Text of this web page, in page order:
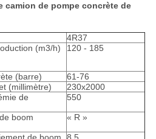
camion de pompe concrète de
4R37
(m3/h) 120 - 185
(barre)
61-76
(millimètre)
230x2000
de
550
boom « R »